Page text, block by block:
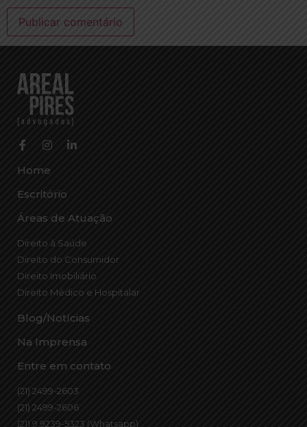
Home
Escritório
Áreas de Atuação
Direito à Saúde
Direito do Consumidor
Direito Imobiliário
Direito Médico e Hospitalar
Blog/Notícias
Na Imprensa
Entre em contato
(21) 2499-2603
(21) 2499-2606
(21) 9 9239-5323 (Whatsapp)